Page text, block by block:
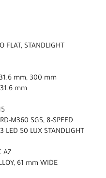
FLAT, STANDLIGHT
31.6 mm, 300 mm
mm
M360 SGS, 8-SPEED
LED 50 LUX STANDLIGHT
AZ
61 mm WIDE